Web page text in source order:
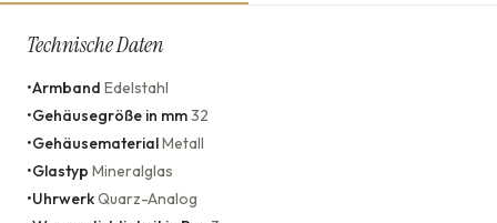
Technische Daten
•Armband Edelstahl
•Gehäusegröße in mm32
•GehäusematerialMetall
•Glastyp Mineralglas
•UhrwerkQuarz-Analog